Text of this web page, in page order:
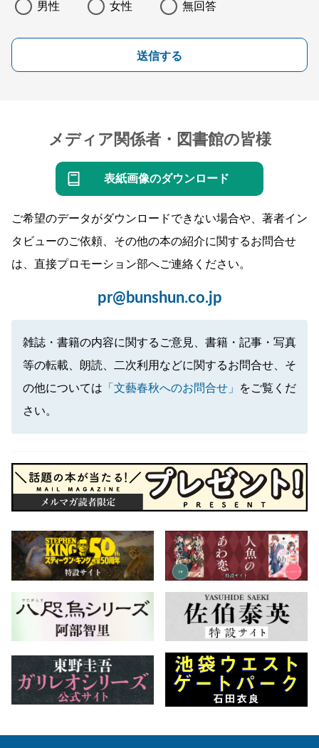
男性 女性 無回答
送信する
メディア関係者・図書館の皆様
表紙画像のダウンロード
ご希望のデータがダウンロードできない場合や、著者イン
タビューのご依頼、その他の本の紹介に関するお問合せ
は、直接プロモーション部へご連絡ください。
pr@bunshun.co.jp
雑誌・書籍の内容に関するご意見、書籍・記事・写真
等の転載、朗読、二次利用などに関するお問合せ、そ
の他については 「文藝春秋へのお問合せ」
をご覧くだ
さい。